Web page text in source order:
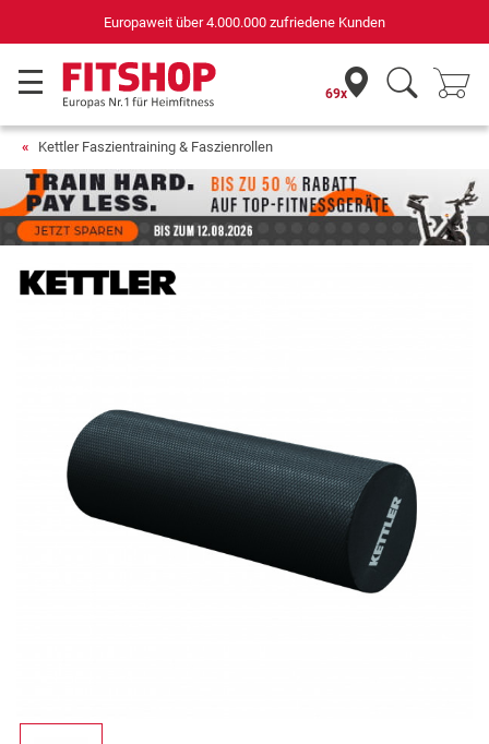
für Sportgeräte (n-tv+DISQ 2016-2024)
69x
Kettler Faszientraining & Faszienrollen